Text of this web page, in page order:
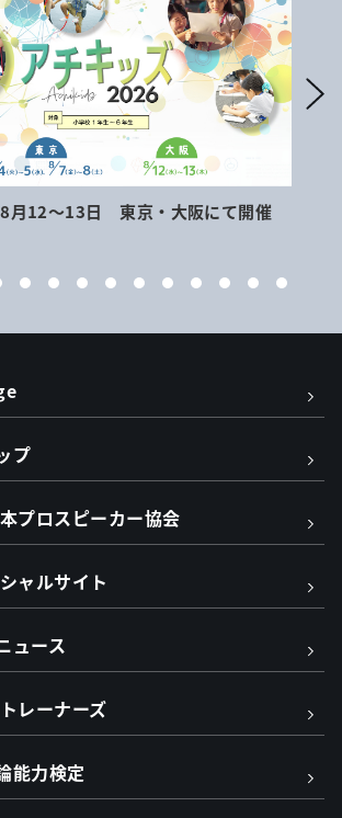
月12～13日 東京・大阪にて開催
プ
プロスピーカー協会
ャルサイト
ュース
レーナーズ
能力検定